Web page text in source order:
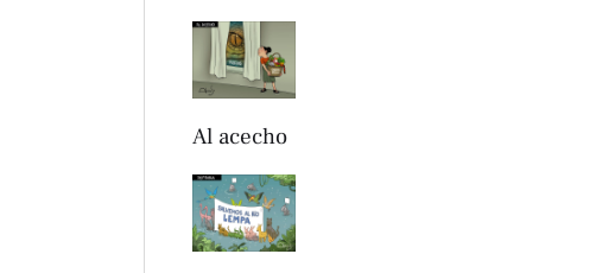
Al acecho